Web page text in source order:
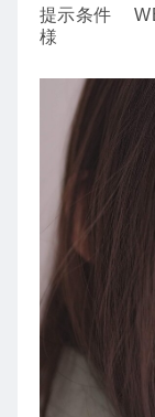
提示条件
様